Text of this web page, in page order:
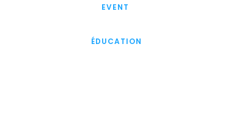
EVENT
ÉDUCATION